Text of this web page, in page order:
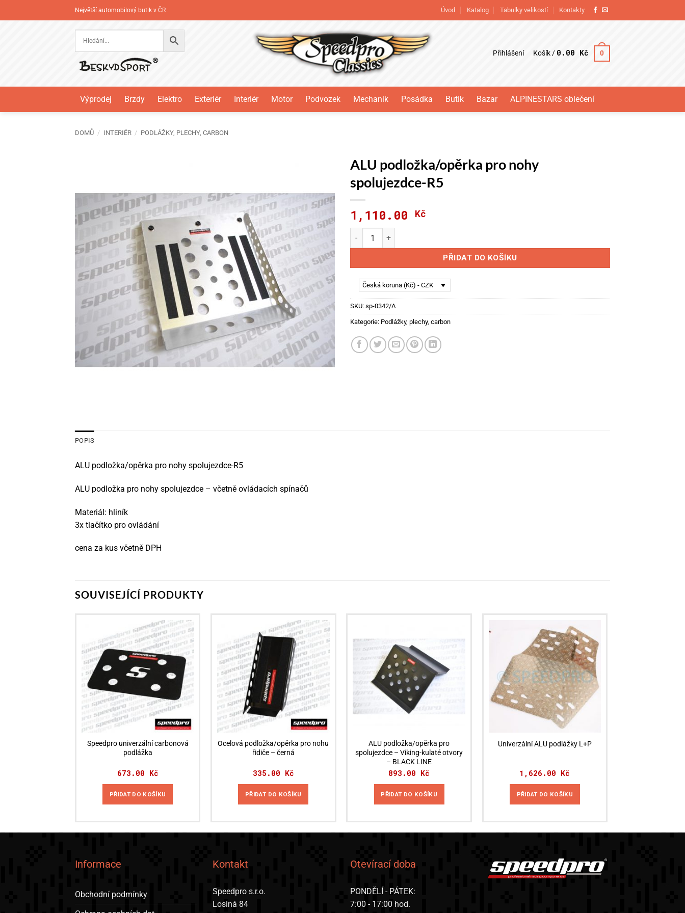
na
Největší automobilový butik v ČR Úvod Katalog Tabulky velikostí Kontakty
Přihlášení Košík / 0.00 Kč 0
Výprodej Brzdy Elektro Exteriér Interiér Motor Podvozek Mechanik Posádka Butik Bazar ALPINESTARS oblečení
DOMŮ / INTERIÉR / PODLÁŽKY, PLECHY, CARBON
ALU podložka/opěrka pro nohy
spolujezdce-R5
1,110.00 Kč
ALU podložka/opěrka pro nohy spolujezdce-R5 množství
PŘIDAT DO KOŠÍKU
Česká koruna (Kč) - CZK
SKU: sp-0342/A
Kategorie: Podlážky, plechy, carbon
POPIS
ALU podložka/opěrka pro nohy spolujezdce-R5
ALU podložka pro nohy spolujezdce – včetně ovládacích spínačů
Materiál: hliník
3x tlačítko pro ovládání
cena za kus včetně DPH
SOUVISEJÍCÍ PRODUKTY
Speedpro univerzální carbonová
podlážka
673.00 Kč
PŘIDAT DO KOŠÍKU
Ocelová podložka/opěrka pro nohu
řidiče – černá
335.00 Kč
PŘIDAT DO KOŠÍKU
ALU podložka/opěrka pro
spolujezdce – Viking-kulaté otvory
– BLACK LINE
893.00 Kč
PŘIDAT DO KOŠÍKU
Univerzální ALU podlážky L+P
1,626.00 Kč
PŘIDAT DO KOŠÍKU
Informace
Obchodní podmínky
Kontakt
Speedpro s.r.o.
Losiná 84
Otevírací doba
PONDĚLÍ - PÁTEK:
7:00 - 17:00 hod.